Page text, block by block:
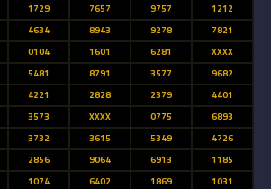
1729 7657 9757
1212
4634 8943 9278
7821
0104 1601 6281
XXXX
5481 8791 3577
9682
4221 2828 2379
4401
3573 XXXX 0775
6893
3732 3615 5349
4726
2856 9064 6913
1185
1074 6402 1869
1031